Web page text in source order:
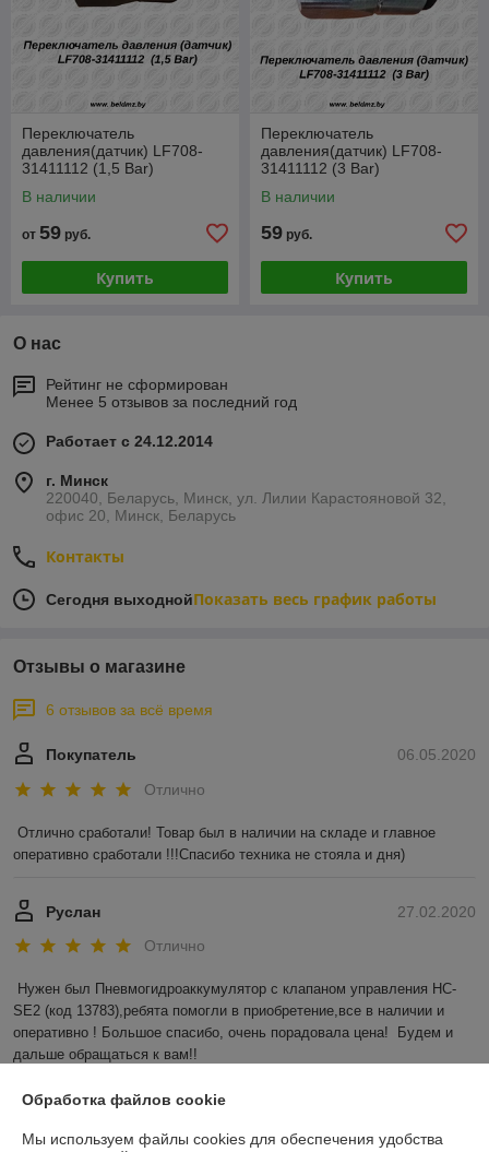
Переключатель
давления(датчик) LF708-
31411112 (1,5 Bar)
В наличии
от 59 руб.
Купить
Переключатель
давления(датчик) LF708-
31411112 (3 Bar)
В наличии
59 руб.
Купить
О нас
Рейтинг не сформирован
Менее 5 отзывов за последний год
Работает с 24.12.2014
г. Минск
220040, Беларусь, Минск, ул. Лилии Карастояновой 32,
офис 20, Минск, Беларусь
Контакты
Сегодня выходнойПоказать весь график работы
Отзывы о магазине
6 отзывов за всё время
06.05.2020
Покупатель
Отлично
Отлично сработали! Товар был в наличии на складе и главное
оперативно сработали !!!Спасибо техника не стояла и дня)
27.02.2020
Руслан
Отлично
Нужен был Пневмогидроаккумулятор с клапаном управления HC-
SE2 (код 13783),ребята помогли в приобретение,все в наличии и
оперативно ! Большое спасибо, очень порадовала цена!  Будем и
дальше обращаться к вам!!
Показать все отзывы
Обработка файлов cookie
Мы используем файлы cookies для обеспечения удобства